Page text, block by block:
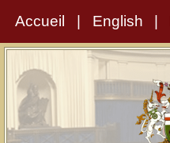
Accueil English